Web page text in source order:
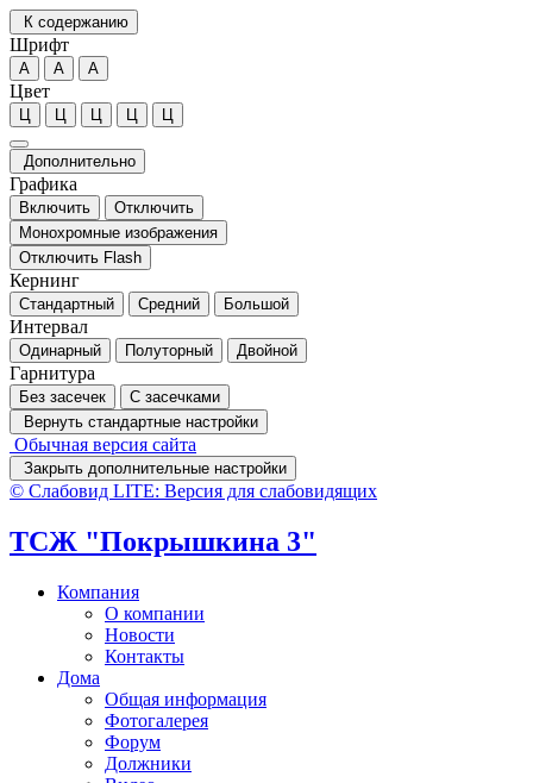
К содержанию
Шрифт
А А А
Цвет
Ц Ц Ц Ц Ц
Дополнительно
Графика
Включить
Отключить
Монохромные изображения
Отключить Flash
Кернинг
Стандартный Средний Большой
Интервал
Одинарный Полуторный Двойной
Гарнитура
Без засечек
С засечками
Вернуть стандартные настройки
Обычная версия сайта
Закрыть дополнительные настройки
© Слабовид LITE: Версия для слабовидящих
ТСЖ "Покрышкина 3"
Компания
О компании
Новости
Контакты
Дома
Общая информация
Фотогалерея
Форум
Должники